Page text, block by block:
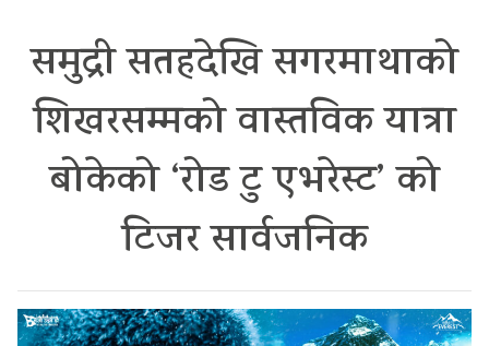
समुद्री सतहदेखि सगरमाथाको
शिखरसम्मको वास्तविक यात्रा
बोकेको ‘रोड टु एभरेस्ट’ को
टिजर सार्वजनिक